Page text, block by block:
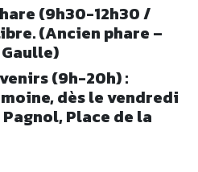
(9h30-12h30 /
(Ancien phare –
(9h-20h) :
dès le vendredi
Place de la